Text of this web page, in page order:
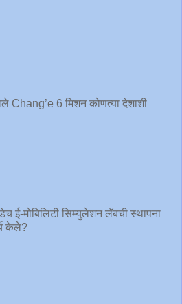
Chang’e 6 मिशन कोणत्या देशाशी
मोबिलिटी सिम्युलेशन लॅबची स्थापना
केले?